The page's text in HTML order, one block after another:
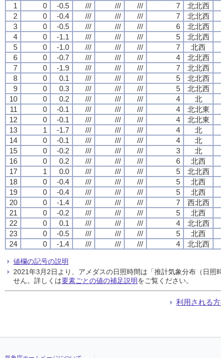
1
0 -0.5 /// /// /// 7
北北西
2
0 -0.4 /// /// /// 7
北北西
3
0 -0.5 /// /// /// 6
北北西
4
0 -1.1 /// /// /// 5
北北西
5
0 -1.0 /// /// /// 7
北西
6
0 -0.7 /// /// /// 4
北北西
7
0 -1.9 /// /// /// 7
北北西
8
0 0.1 /// /// /// 5
北北西
9
0 0.3 /// /// /// 5
北北西
10
0 0.2 /// /// /// 4
北
11
0 -0.1 /// /// /// 4
北北東
12
0 -0.1 /// /// /// 4
北北東
13
1 -1.7 /// /// /// 4
北
14
0 -0.1 /// /// /// 4
北
15
0 -0.2 /// /// /// 3
北
16
0 0.2 /// /// /// 6
北西
17
1 0.0 /// /// /// 5
北北西
18
0 -0.4 /// /// /// 5
北西
19
0 -0.4 /// /// /// 5
北西
20
0 -1.4 /// /// /// 7
西北西
21
0 -0.2 /// /// /// 5
北西
22
0 0.1 /// /// /// 4
北北西
23
0 -0.5 /// /// /// 5
北西
24
0 -1.4 /// /// /// 4 北北西
値欄の記号の説明
2021年3月2日より、アメダスの日照時間は「推計気象分布（日
せん。詳しくは要素ごとの値の補足説明をご覧ください。
利用される